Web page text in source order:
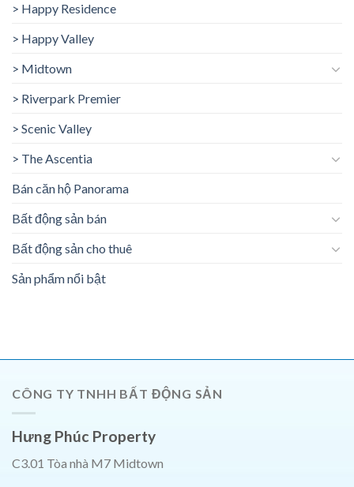
> Happy Residence
> Happy Valley
> Midtown
> Riverpark Premier
> Scenic Valley
> The Ascentia
Bán căn hộ Panorama
Bất động sản bán
Bất động sản cho thuê
Sản phẩm nổi bật
CÔNG TY TNHH BẤT ĐỘNG SẢN
Hưng Phúc Property
C3.01 Tòa nhà M7 Midtown